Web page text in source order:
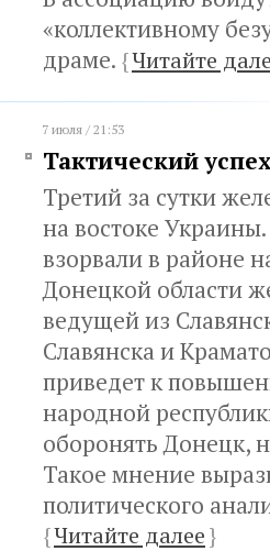
«коллективному
драме. {Читайте
7 июля / 21:53
Тактический
Третий за сутки
на востоке
взорвали в районе
Донецкой области
ведущей из
Славянска и
приведет к
народной
оборонять Донецк,
Такое мнение
политического
{Читайте далее}